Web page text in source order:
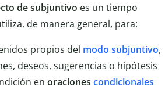
de subjuntivo es un tiempo
de manera general, para:
propios del modo subjuntivo,
deseos, sugerencias o hipótesis
en oraciones condicionales